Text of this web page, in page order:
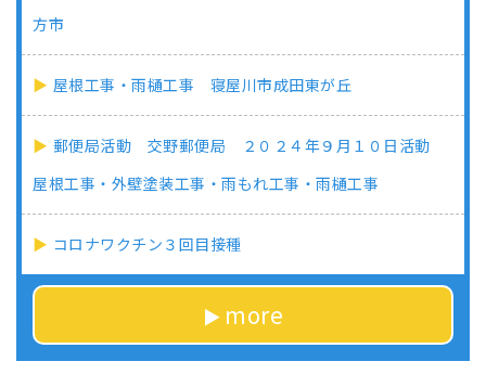
方市
屋根工事・雨樋工事 寝屋川市成田東が丘
郵便局活動 交野郵便局 ２０２４年９月１０日活動
屋根工事・外壁塗装工事・雨もれ工事・雨樋工事
コロナワクチン３回目接種
more